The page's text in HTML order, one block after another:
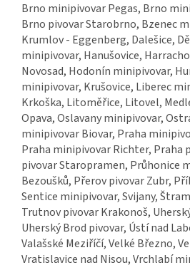
Brno minipivovar Pegas, Brno
Brno pivovar Starobrno, Bzenec
Krumlov - Eggenberg, Dalešice,
minipivovar, Hanušovice,
Novosad, Hodonín minipivovar,
minipivovar, Krušovice, Liberec
Krkoška, Litoměřice, Litovel,
Opava, Oslavany minipivovar,
minipivovar Biovar, Praha
Praha minipivovar Richter, Praha
pivovar Staropramen, Průhonice
Bezoušků, Přerov pivovar Zubr,
Sentice minipivovar, Svijany,
Trutnov pivovar Krakonoš,
Uherský Brod pivovar, Ústí nad
Valašské Meziříčí, Velké Březno,
Vratislavice nad Nisou, Vrchlabí